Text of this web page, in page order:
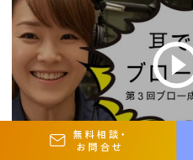
無料相談 ・
お問合せ